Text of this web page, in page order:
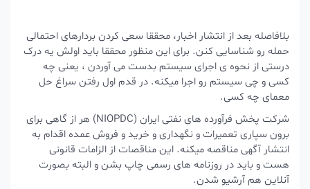
بلافاصله بعد از انتشار اخبار، محققا سعی کردن بردارهای احتمالی
حمله رو شناسایی کنن. برای این منظور محققا باید اولش یه درک
درستی از نحوه ی اجرای سیستم بدست می آوردن ، یعنی چه
کسی و چی سیستم رو اجرا میکنه. در قدم اول رفتن سراغ حل
معمای چه کسی.
شرکت پخش فرآورده های نفتی ایران (NIOPDC)
هر از گاهی برای
برون سپاری تعمیرات و نگهداری و خرید و فروش عمده اقدام به
انتشار آگهی مناقصه میکنه. این مناقصات از الزامات قانونی
هست و باید در روزنامه های رسمی چاپ بشن و البته بصورت
آنلاین هم آرشیو شدن.